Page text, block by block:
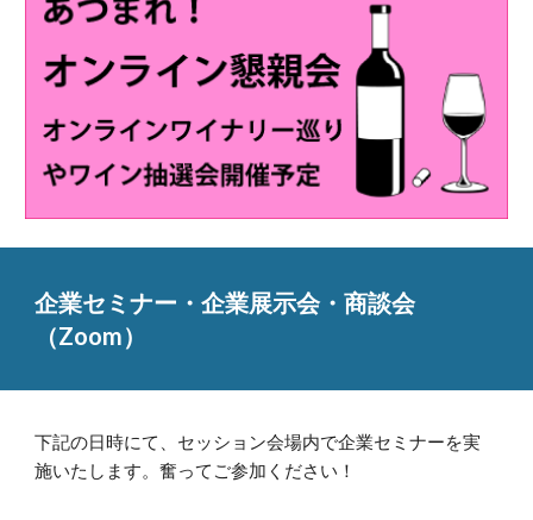
企業セミナー・企業展示会・商談会
（Zoom）
下記の日時にて、セッション会場内で企業セミナーを実
施いたします。奮ってご参加ください！